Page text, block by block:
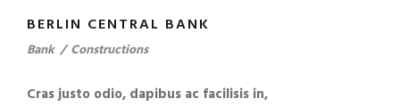
BERLIN CENTRAL BANK
Bank / Constructions
Cras justo odio, dapibus ac facilisis in,